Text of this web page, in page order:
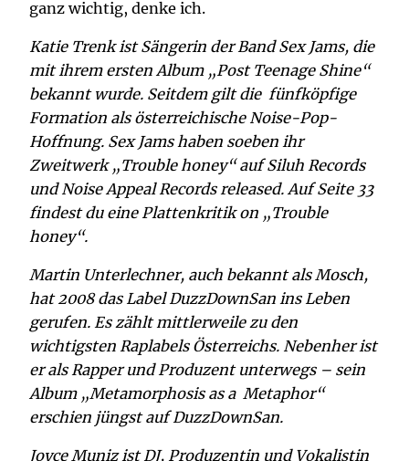
ganz wichtig, denke ich.
Katie Trenk ist Sängerin der Band Sex Jams, die
mit ihrem ersten Album „Post Teenage Shine“
bekannt wurde. Seitdem gilt die fünfköpfige
Formation als österreichische Noise-Pop-
Hoffnung. Sex Jams haben soeben ihr
Zweitwerk „Trouble honey“ auf Siluh Records
und Noise Appeal Records released. Auf Seite 33
findest du eine Plattenkritik on „Trouble
honey“.
Martin Unterlechner, auch bekannt als Mosch,
hat 2008 das Label DuzzDownSan ins Leben
gerufen. Es zählt mittlerweile zu den
wichtigsten Raplabels Österreichs. Nebenher ist
er als Rapper und Produzent unterwegs – sein
Album „Metamorphosis as a Metaphor“
erschien jüngst auf DuzzDownSan.
Joyce Muniz ist DJ, Produzentin und Vokalistin